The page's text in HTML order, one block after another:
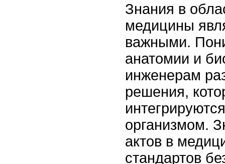
Знания в
медицины
важными.
анатомии и
инженерам
решения,
организмом.
актов в
стандартов